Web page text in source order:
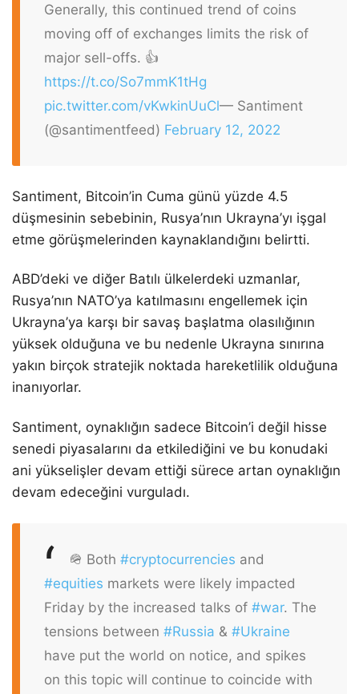
Generally, this continued trend of coins
moving off of exchanges limits the risk of
major sell-offs. 👍
https://t.co/So7mmK1tHg
pic.twitter.com/vKwkinUuCl— Santiment
(@santimentfeed) February 12, 2022
Santiment, Bitcoin’in Cuma günü yüzde 4.5
düşmesinin sebebinin, Rusya’nın Ukrayna’yı işgal
etme görüşmelerinden kaynaklandığını belirtti.
ABD’deki ve diğer Batılı ülkelerdeki uzmanlar,
Rusya’nın NATO’ya katılmasını engellemek için
Ukrayna’ya karşı bir savaş başlatma olasılığının
yüksek olduğuna ve bu nedenle Ukrayna sınırına
yakın birçok stratejik noktada hareketlilik olduğuna
inanıyorlar.
Santiment, oynaklığın sadece Bitcoin’i değil hisse
senedi piyasalarını da etkilediğini ve bu konudaki
ani yükselişler devam ettiği sürece artan oynaklığın
devam edeceğini vurguladı.
🪖 Both #cryptocurrencies and
#equities markets were likely impacted
Friday by the increased talks of #war. The
tensions between #Russia & #Ukraine
have put the world on notice, and spikes
on this topic will continue to coincide with